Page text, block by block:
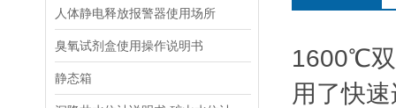
人体静电释放报警器使用场所
臭氧试剂盒使用操作说明书
静态箱
1600℃双
用了快